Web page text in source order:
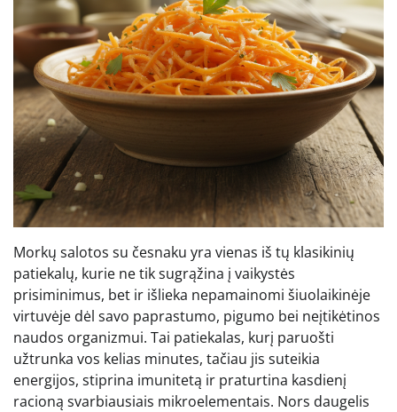
Morkų salotos su česnaku yra vienas iš tų klasikinių
patiekalų, kurie ne tik sugrąžina į vaikystės
prisiminimus, bet ir išlieka nepamainomi šiuolaikinėje
virtuvėje dėl savo paprastumo, pigumo bei neįtikėtinos
naudos organizmui. Tai patiekalas, kurį paruošti
užtrunka vos kelias minutes, tačiau jis suteikia
energijos, stiprina imunitetą ir praturtina kasdienį
racioną svarbiausiais mikroelementais. Nors daugelis